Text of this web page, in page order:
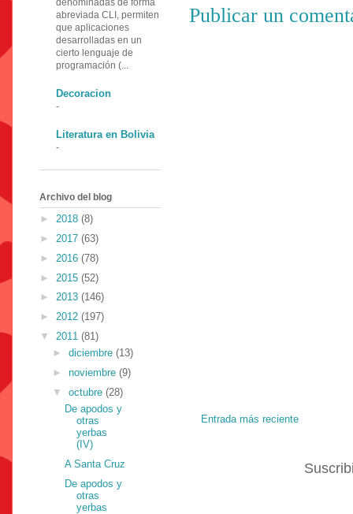
Publicar un
Entrada más reciente
abreviada CLI, permiten
que aplicaciones
desarrolladas en un
cierto lenguaje de
programación (...
Decoracion
-
Literatura en Bolivia
-
Archivo del blog
► 2018 (8)
► 2017 (63)
► 2016 (78)
► 2015 (52)
► 2013 (146)
► 2012 (197)
▼ 2011 (81)
► diciembre (13)
► noviembre (9)
▼ octubre (28)
De apodos y
otras
yerbas
(IV)
A Santa Cruz
De apodos y
otras
yerbas